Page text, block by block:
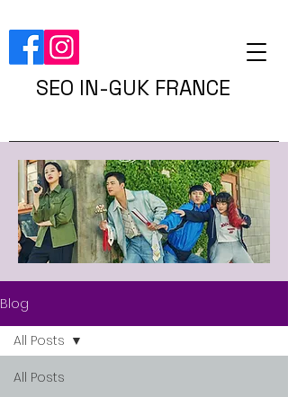
SEO IN-GUK FRANCE
Blog
All Posts
All Posts